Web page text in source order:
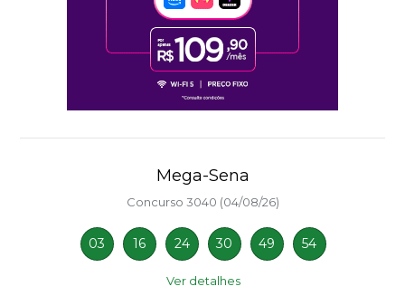
Mega-Sena
Concurso 3040 (04/08/26)
03 16 24 30 49 54
Ver detalhes